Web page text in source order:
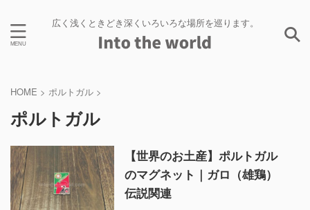
広く浅くときどき深くいろいろな場所を巡ります。
HOME > ポルトガル >
ポルトガル
【世界のお土産】ポルトガル
のマグネット｜ガロ（雄鶏）
伝説関連